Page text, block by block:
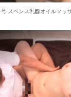
が愛おしくてたまら
系でエッチした最高
スペンス乳腺オイルマッ